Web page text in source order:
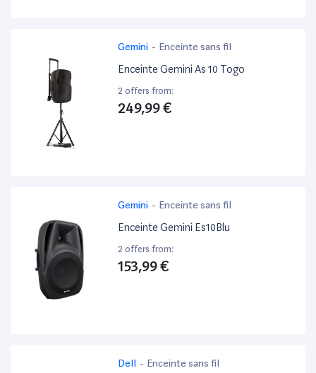
Gemini - Enceinte sans fil
Enceinte Gemini As 10 Togo
2 offers from:
249,99 €
Gemini - Enceinte sans fil
Enceinte Gemini Es10Blu
2 offers from:
153,99 €
Dell - Enceinte sans fil